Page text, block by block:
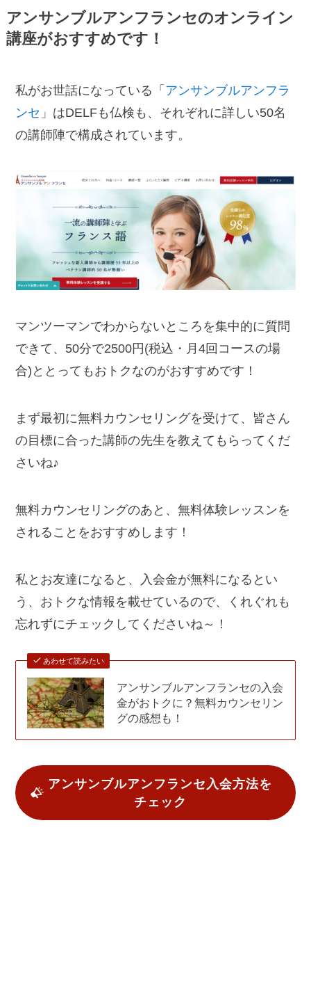
アンサンブルアンフランセのオンライン
講座がおすすめです！
私がお世話になっている「 アンサンブルアンフラ
ンセ 」はDELFも仏検も、それぞれに詳しい50名
の講師陣で構成されています。
マンツーマンでわからないところを集中的に質問
できて、50分で2500円(税込・月4回コースの場
合)ととってもおトクなのがおすすめです！
まず最初に無料カウンセリングを受けて、皆さん
の目標に合った講師の先生を教えてもらってくだ
さいね♪
無料カウンセリングのあと、無料体験レッスンを
されることをおすすめします！
私とお友達になると、入会金が無料になるとい
う、おトクな情報を載せているので、くれぐれも
忘れずにチェックしてくださいね～！
あわせて読みたい
アンサンブルアンフランセの入会
金がおトクに？無料カウンセリン
グの感想も！
アンサンブルアンフランセ入会方法を
チェック